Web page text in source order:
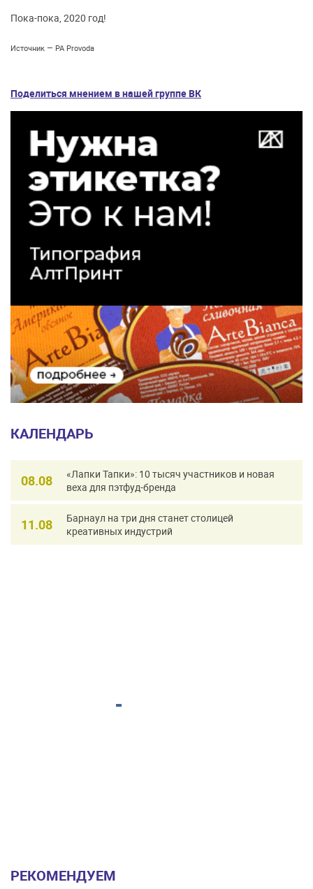
Пока-пока, 2020 год!
Источник — РА Provoda
Поделиться мнением в нашей группе ВК
КАЛЕНДАРЬ
08.08
«Лапки Тапки»: 10 тысяч участников и новая
веха для пэтфуд-бренда
11.08
Барнаул на три дня станет столицей
креативных индустрий
РЕКОМЕНДУЕМ